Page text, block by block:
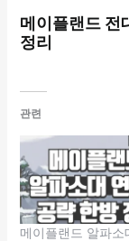
메이플랜드 전
정리
관련
메이플랜드 알파소